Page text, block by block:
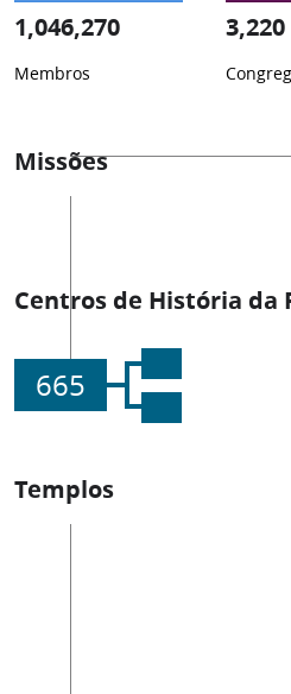
1,046,270
Membros
3,220
Missões
Centros de História da
665
Templos